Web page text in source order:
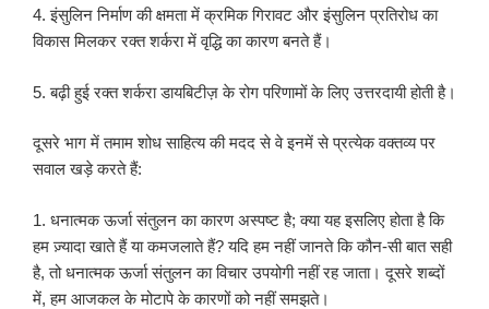
4. इंसुलिन निर्माण की क्षमता में क्रमिक गिरावट और इंसुलिन प्रतिरोध का
विकास मिलकर रक्त शर्करा में वृद्धि का कारण बनते हैं।
5. बढ़ी हुई रक्त शर्करा डायबिटीज़ के रोग परिणामों के लिए उत्तरदायी होती है।
दूसरे भाग में तमाम शोध साहित्य की मदद से वे इनमें से प्रत्येक वक्तव्य पर
सवाल खड़े करते हैं:
1. धनात्मक ऊर्जा संतुलन का कारण अस्पष्ट है; क्या यह इसलिए होता है कि
हम ज़्यादा खाते हैं या कमजलाते हैं? यदि हम नहीं जानते कि कौन-सी बात सही
है, तो धनात्मक ऊर्जा संतुलन का विचार उपयोगी नहीं रह जाता। दूसरे शब्दों
में, हम आजकल के मोटापे के कारणों को नहीं समझते।